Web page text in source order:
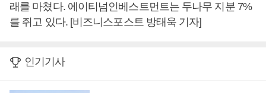
래를 마쳤다. 에이티넘인베스트먼트는 두나무 지분 7%
를 쥐고 있다. [비즈니스포스트 방태욱 기자]
인기기사